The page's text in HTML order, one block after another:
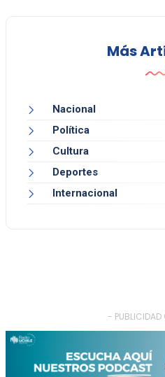
Más
Nacional
Política
Cultura
Deportes
Internacional
- PUBLICIDAD